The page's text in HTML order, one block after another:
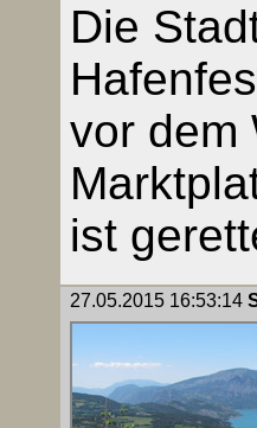
Die
vor dem
ist
27.05.2015 16:53:14